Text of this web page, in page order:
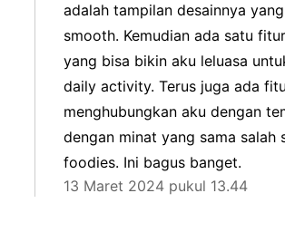
adalah tampilan desainnya
smooth. Kemudian ada satu
yang bisa bikin aku leluasa
daily activity. Terus juga ada
menghubungkan aku dengan
dengan minat yang sama salah
foodies. Ini bagus banget.
13 Maret 2024 pukul 13.44